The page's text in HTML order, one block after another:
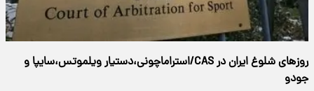
روزهای شلوغ ایران در CAS/استراماچونی،دستیار ویلموتس،سایپا و
جودو